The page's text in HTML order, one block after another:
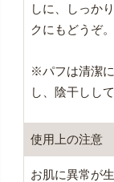
しに、しっか
クにもどうぞ。
※パフは清潔
し、陰干しし
使用上の注意
お肌に異常が